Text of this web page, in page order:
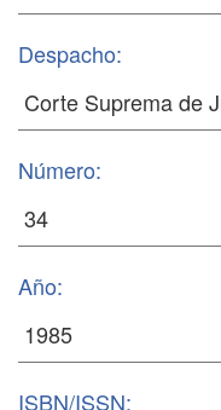
Despacho:
Número:
Año:
ISBN/ISSN: